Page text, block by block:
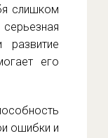
слишком
развитие
его
ошибки и